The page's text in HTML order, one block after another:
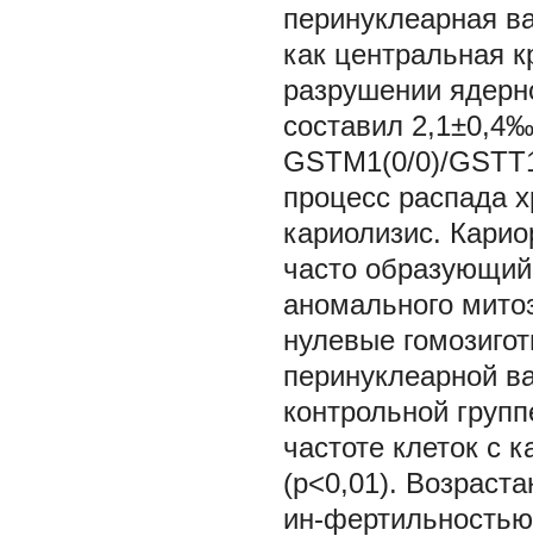
перинуклеарная
как центральная
разрушении
составил
GSTM1(0/0)/
процесс распада
кариолизис.
часто
аномального
нулевые
перинуклеарной
контрольной
частоте клеток с
(p<0,01).
ин-